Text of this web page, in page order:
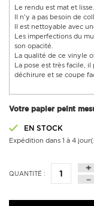
Le rendu est mat et lisse.
Il n'y a pas besoin de
Il est nettoyable avec
Les imperfections du
son opacité.
La qualité de ce vinyle
La pose est très facile,
déchirure et se coupe
Votre papier peint
EN STOCK
Expédition dans 1 à 4
QUANTITÉ :